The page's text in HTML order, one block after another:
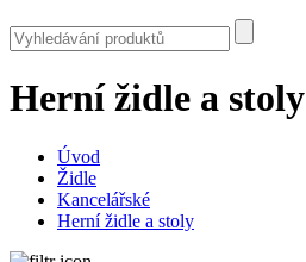
Herní židle a stoly
Úvod
Židle
Kancelářské
Herní židle a stoly